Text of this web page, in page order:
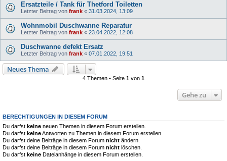
Ersatzteile / Tank für Thetford Toiletten
Letzter Beitrag von frank « 31.03.2024, 13:09
Wohnmobil Duschwanne Reparatur
Letzter Beitrag von frank « 23.04.2022, 12:08
Duschwanne defekt Ersatz
Letzter Beitrag von frank « 07.01.2022, 19:51
Neues Thema
4 Themen • Seite 1 von 1
Gehe zu
BERECHTIGUNGEN IN DIESEM FORUM
Du darfst keine neuen Themen in diesem Forum erstellen.
Du darfst keineAntworten zu Themen in diesem Forum erstellen.
Du darfst deine Beiträge in diesem Forum nicht ändern.
Du darfst deine Beiträge in diesem Forum nicht löschen.
Du darfst keine Dateianhänge in diesem Forum erstellen.